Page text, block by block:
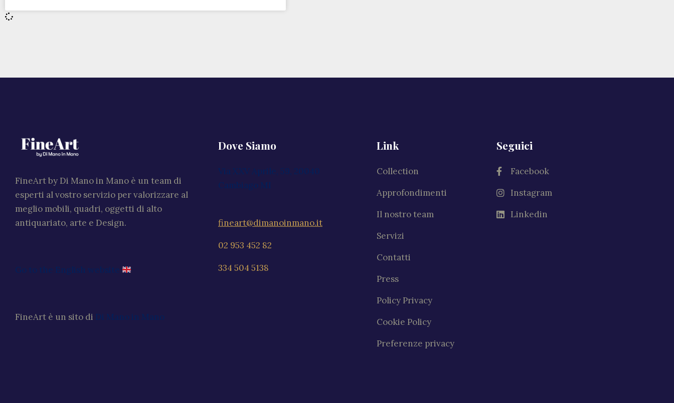
FineArt by Di Mano in Mano è un team di
esperti al vostro servizio per valorizzare al
meglio mobili, quadri, oggetti di alto
antiquariato, arte e Design.
Go to the English website
FineArt è un sito di Di Mano in Mano
Dove Siamo
Via XXV Aprile, 59, 20040
Cambiago MI
fineart@dimanoinmano.it
02 953 452 82
334 504 5138
Link
Collection
Approfondimenti
Il nostro team
Servizi
Contatti
Press
Policy Privacy
Cookie Policy
Preferenze privacy
Seguici
Facebook
Instagram
Linkedin